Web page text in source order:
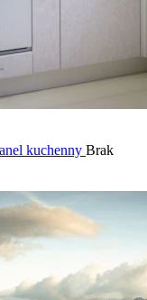
kuchenny Brak